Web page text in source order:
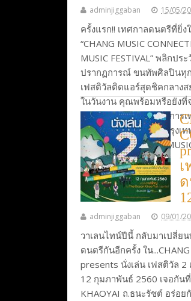
adminjiggaban 15/05/
ครั้งแรก!! เทศกาลดนตรีที่ยิ่
“CHANG MUSIC
MUSIC FESTIVAL” พลิกปร
ปรากฏการณ์ ขนทัพศิลปินทุ
เฟสติวัลติดแอร์สุดชิคกลาง
ในวันงาน คุณพร้อมหรือยังที่
สร้างปรากฏการณ์ให้วงการ
ดนตรีที่ยิ่งใหญ่ที่สุดในกรุงเ
ค่าย ทุกแนว “CHANG
Continue Reading
adminjiggaban 09/01/
วาเลนไทน์ปีนี้ กลับมาเปลี่ย
ดนตรีกันอีกครั้ง ใน
presents นั่งเล่น เฟสติวัล
12 กุมภาพันธ์ 2560 เจอกัน
KHAOYAI ถ.ธนะรัชต์ อร่อ